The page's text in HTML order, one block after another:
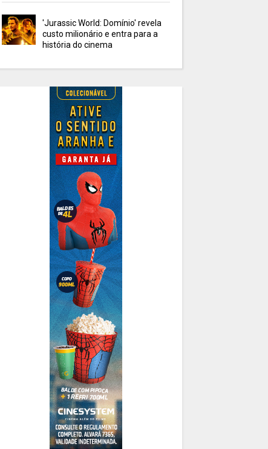
'Jurassic World: Domínio' revela
custo milionário e entra para a
história do cinema